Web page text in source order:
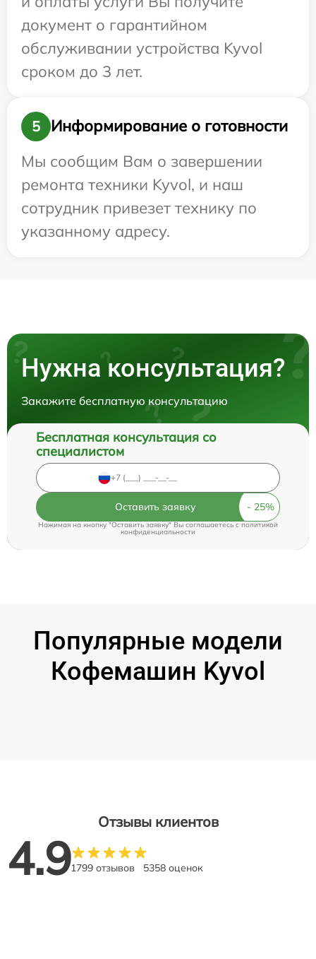
документ о гарантийном
обслуживании устройства Kyvol
сроком до 3 лет.
5
Информирование о готовности
Мы сообщим Вам о завершении
ремонта техники Kyvol, и наш
сотрудник привезет технику по
указанному адресу.
Нужна консультация?
Закажите бесплатную консультацию
Бесплатная консультация со
специалистом
Оставить заявку
Нажимая на кнопку "Оставить заявку" Вы соглашаетесь cполитикой
конфиденциальности
Популярные модели
Кофемашин Kyvol
Отзывы клиентов
4.91799 отзывов 5358 оценок